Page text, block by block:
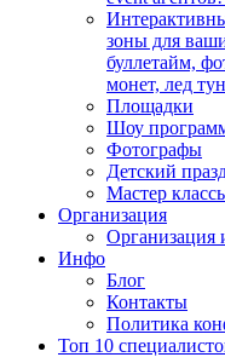
зоны для
буллетайм,
монет, лед
Площадки
Шоу
Фотографы
Детский
Мастер
Организация
Организация
Инфо
Блог
Контакты
Политика
Топ 10